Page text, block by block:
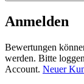
Anmelden
Bewertungen
werden. Bitte
Account. Neuer